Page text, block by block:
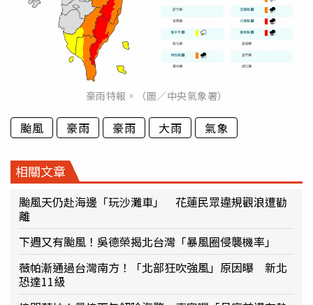
豪雨特報。（圖／中央氣象署）
颱風 豪雨 豪雨 大雨 氣象
相關文章
颱風天仍赴海邊「玩沙灘車」 花蓮民眾違規觀浪遭勸
離
下週又有颱風！吳德榮揭北台灣「暴風圈侵襲機率」
薇帕漸通過台灣南方！「北部狂吹強風」原因曝 新北
恐達11級